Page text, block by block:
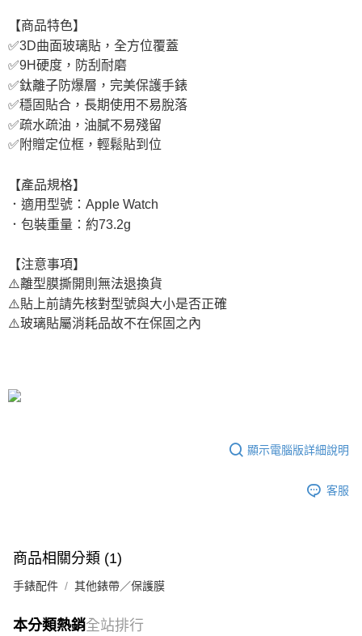
【商品特色】
✅3D曲面玻璃貼，全方位覆蓋
✅9H硬度，防刮耐磨
✅鈦離子防爆層，完美保護手錶
✅穩固貼合，長期使用不易脫落
✅疏水疏油，油膩不易殘留
✅附贈定位框，輕鬆貼到位
【產品規格】
．適用型號：Apple Watch
．包裝重量：約73.2g
【注意事項】
⚠️離型膜撕開則無法退換貨
⚠️貼上前請先核對型號與大小是否正確
⚠️玻璃貼屬消耗品故不在保固之內
顯示電腦版詳細說明
客服
商品相關分類 (1)
手錶配件 其他錶帶／保護膜
本分類熱銷全站排行